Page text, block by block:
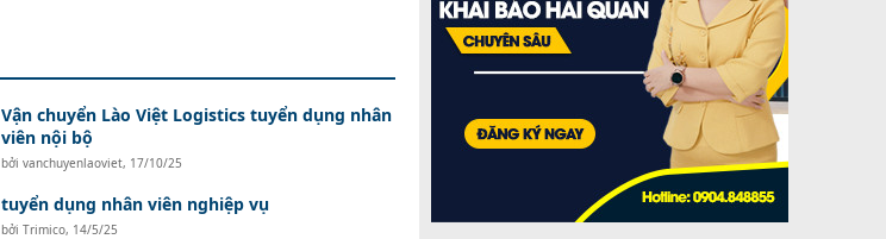
Vận chuyển Lào Việt Logistics tuyển dụng nhân
viên nội bộ
bởi vanchuyenlaoviet, 17/10/25
tuyển dụng nhân viên nghiệp vụ
bởi Trimico, 14/5/25